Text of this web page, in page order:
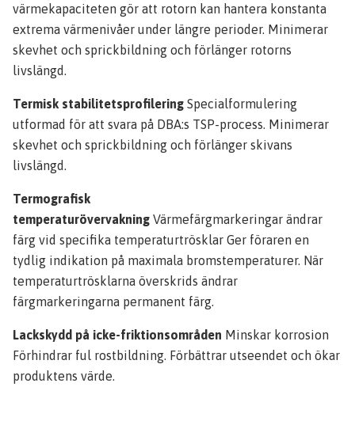
värmekapaciteten gör att rotorn kan hantera konstanta
extrema värmenivåer under längre perioder. Minimerar
skevhet och sprickbildning och förlänger rotorns
livslängd.
Termisk stabilitetsprofilering Specialformulering
utformad för att svara på DBA:s TSP-process. Minimerar
skevhet och sprickbildning och förlänger skivans
livslängd.
Termografisk
temperaturövervakning Värmefärgmarkeringar ändrar
färg vid specifika temperaturtrösklar Ger föraren en
tydlig indikation på maximala bromstemperaturer. När
temperaturtrösklarna överskrids ändrar
färgmarkeringarna permanent färg.
Lackskydd på icke-friktionsområden Minskar korrosion
Förhindrar ful rostbildning. Förbättrar utseendet och ökar
produktens värde.